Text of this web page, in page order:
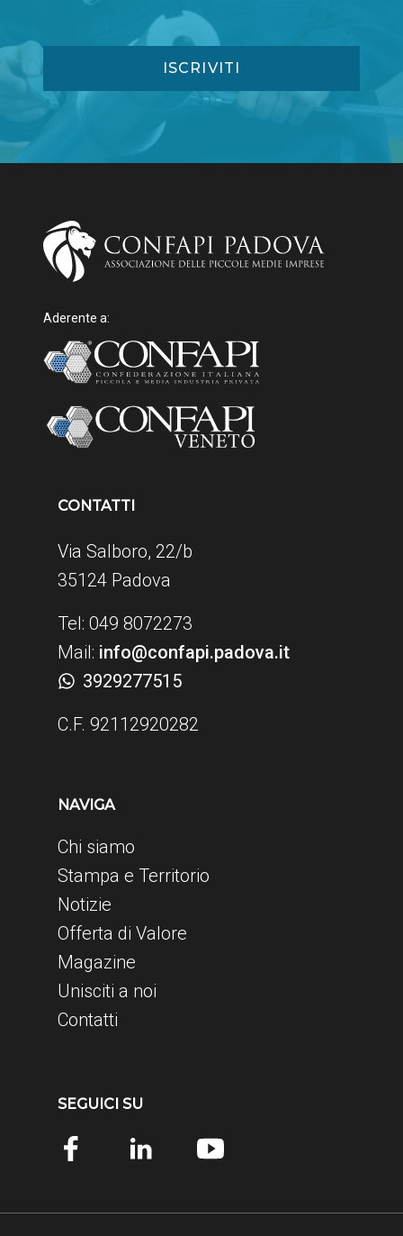
Aderente a:
CONTATTI
Via Salboro, 22/b
35124 Padova
Tel: 049 8072273
Mail: info@confapi.padova.it
3929277515
C.F. 92112920282
NAVIGA
Chi siamo
Stampa e Territorio
Notizie
Offerta di Valore
Magazine
Unisciti a noi
Contatti
SEGUICI SU